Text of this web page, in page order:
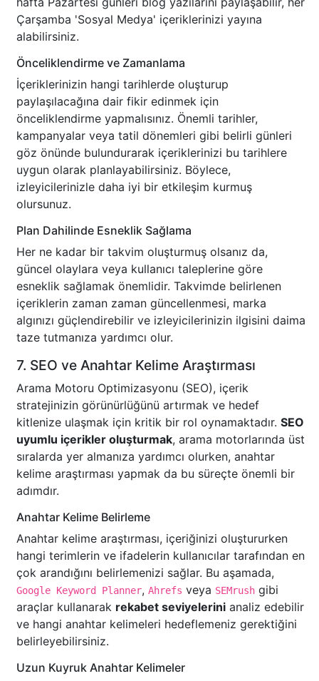
Çarşamba 'Sosyal Medya' içeriklerinizi yayına
alabilirsiniz.
Önceliklendirme ve Zamanlama
İçeriklerinizin hangi tarihlerde oluşturup
paylaşılacağına dair fikir edinmek için
önceliklendirme yapmalısınız. Önemli tarihler,
kampanyalar veya tatil dönemleri gibi belirli günleri
göz önünde bulundurarak içeriklerinizi bu tarihlere
uygun olarak planlayabilirsiniz. Böylece,
izleyicilerinizle daha iyi bir etkileşim kurmuş
olursunuz.
Plan Dahilinde Esneklik Sağlama
Her ne kadar bir takvim oluşturmuş olsanız da,
güncel olaylara veya kullanıcı taleplerine göre
esneklik sağlamak önemlidir. Takvimde belirlenen
içeriklerin zaman zaman güncellenmesi, marka
algınızı güçlendirebilir ve izleyicilerinizin ilgisini daima
taze tutmanıza yardımcı olur.
7. SEO ve Anahtar Kelime Araştırması
Arama Motoru Optimizasyonu (SEO), içerik
stratejinizin görünürlüğünü artırmak ve hedef
kitlenize ulaşmak için kritik bir rol oynamaktadır. SEO
uyumlu içerikler oluşturmak, arama motorlarında üst
sıralarda yer almanıza yardımcı olurken, anahtar
kelime araştırması yapmak da bu süreçte önemli bir
adımdır.
Anahtar Kelime Belirleme
Anahtar kelime araştırması, içeriğinizi oluştururken
hangi terimlerin ve ifadelerin kullanıcılar tarafından en
çok arandığını belirlemenizi sağlar. Bu aşamada,
Google Keyword Planner, Ahrefs veya SEMrush gibi
araçlar kullanarak rekabet seviyelerini analiz edebilir
ve hangi anahtar kelimeleri hedeflemeniz gerektiğini
belirleyebilirsiniz.
Uzun Kuyruk Anahtar Kelimeler